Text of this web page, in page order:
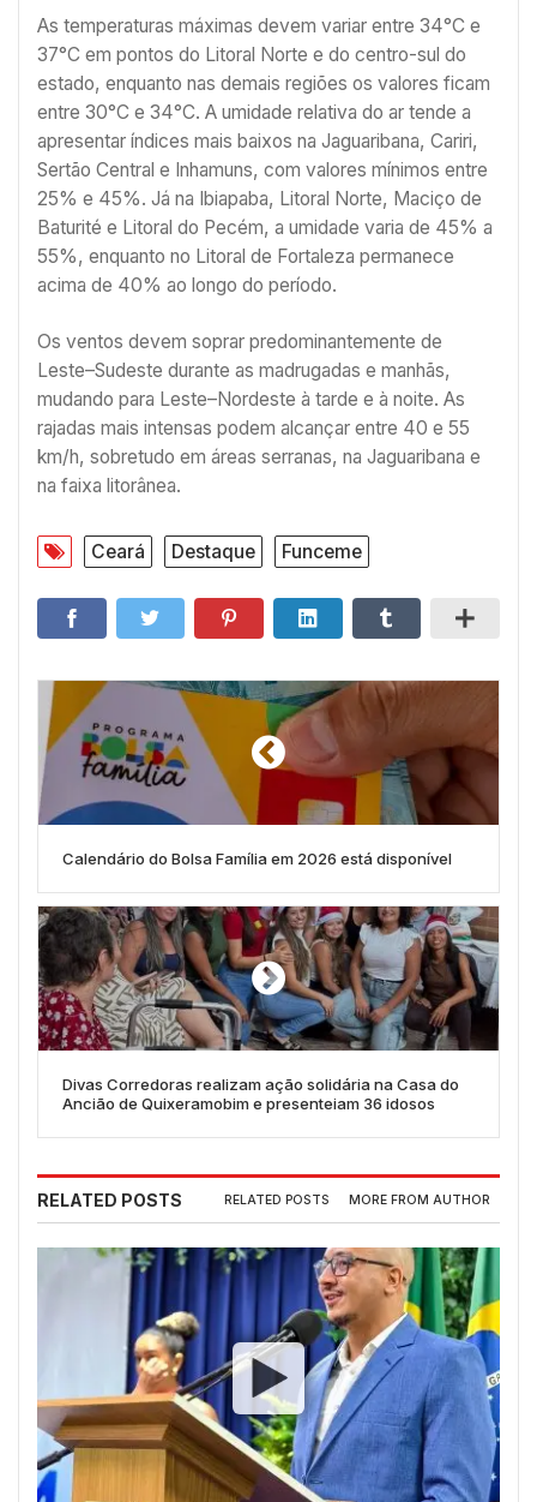
As temperaturas máximas devem variar entre 34°C e
37°C em pontos do Litoral Norte e do centro-sul do
estado, enquanto nas demais regiões os valores ficam
entre 30°C e 34°C. A umidade relativa do ar tende a
apresentar índices mais baixos na Jaguaribana, Cariri,
Sertão Central e Inhamuns, com valores mínimos entre
25% e 45%. Já na Ibiapaba, Litoral Norte, Maciço de
Baturité e Litoral do Pecém, a umidade varia de 45% a
55%, enquanto no Litoral de Fortaleza permanece
acima de 40% ao longo do período.
Os ventos devem soprar predominantemente de
Leste–Sudeste durante as madrugadas e manhãs,
mudando para Leste–Nordeste à tarde e à noite. As
rajadas mais intensas podem alcançar entre 40 e 55
km/h, sobretudo em áreas serranas, na Jaguaribana e
na faixa litorânea.
Ceará Destaque Funceme
Calendário do Bolsa Família em 2026 está disponível
Divas Corredoras realizam ação solidária na Casa do
Ancião de Quixeramobim e presenteiam 36 idosos
RELATED POSTS RELATED POSTS MORE FROM AUTHOR